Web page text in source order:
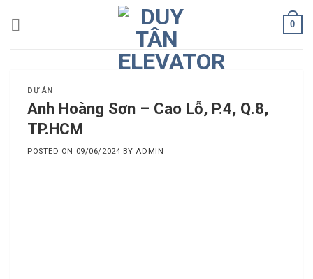
0
DỰ ÁN
Anh Hoàng Sơn – Cao Lỗ, P.4, Q.8,
TP.HCM
POSTED ON 09/06/2024 BYADMIN